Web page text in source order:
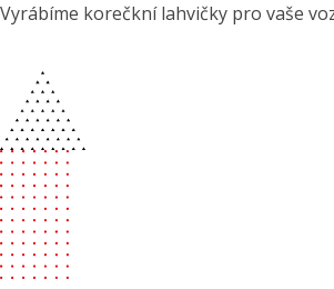
Vyrábíme korečkní lahvičky pro vaše